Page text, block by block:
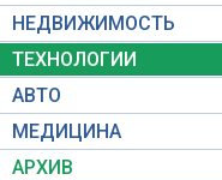
НЕДВИЖИМОСТЬ
ТЕХНОЛОГИИ
АВТО
МЕДИЦИНА
АРХИВ